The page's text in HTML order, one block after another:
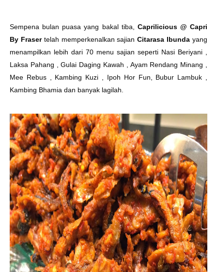
Sempena bulan puasa yang bakal tiba, Caprilicious @ Capri
By Frasertelah memperkenalkan sajianCitarasa Ibunda yang
menampilkan lebih dari 70 menu sajian seperti Nasi Beriyani ,
Laksa Pahang , Gulai Daging Kawah , Ayam Rendang Minang ,
Mee Rebus , Kambing Kuzi , Ipoh Hor Fun, Bubur Lambuk ,
Kambing Bhamia dan banyak lagilah.